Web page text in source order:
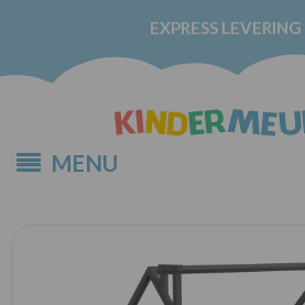
EXPRESS LEVERING
MENU